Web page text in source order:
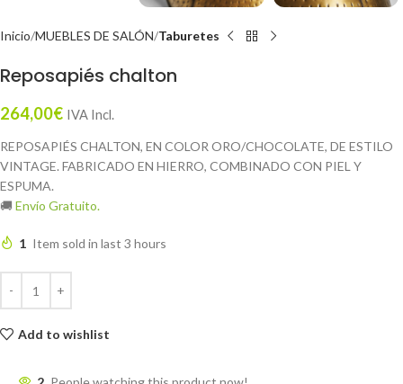
Inicio MUEBLES DE SALÓN Taburetes
Reposapiés chalton
264,00€ IVA Incl.
REPOSAPIÉS CHALTON, EN COLOR ORO/CHOCOLATE, DE ESTILO
VINTAGE. FABRICADO EN HIERRO, COMBINADO CON PIEL Y
ESPUMA.
🚚 Envío Gratuito.
1 Item sold in last 3 hours
Add to wishlist